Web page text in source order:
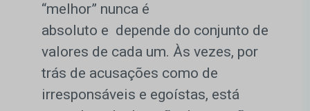
“melhor” nunca é
absoluto e depende do conjunto de
valores de cada um. Às vezes, por
trás de acusações como de
irresponsáveis e egoístas, está